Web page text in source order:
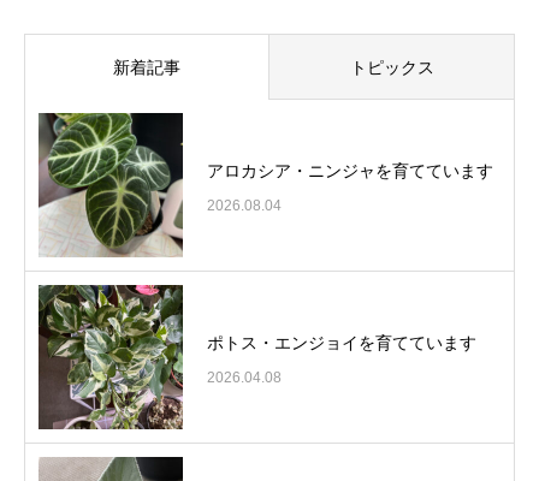
新着記事 トピックス
アロカシア・ニンジャを育てています
2026.08.04
ポトス・エンジョイを育てています
2026.04.08